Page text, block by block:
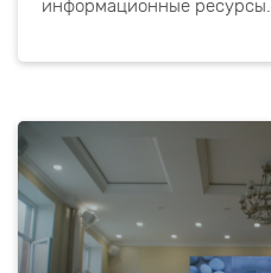
информационные ресурсы.